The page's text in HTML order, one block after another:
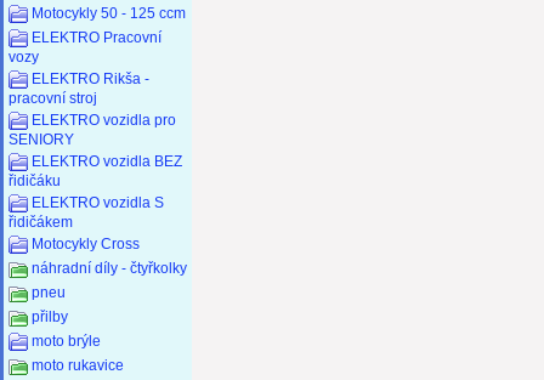
Motocykly 50 - 125 ccm
ELEKTRO Pracovní
vozy
ELEKTRO Rikša -
pracovní stroj
ELEKTRO vozidla pro
SENIORY
ELEKTRO vozidla BEZ
řidičáku
ELEKTRO vozidla S
řidičákem
Motocykly Cross
náhradní díly - čtyřkolky
pneu
přilby
moto brýle
moto rukavice